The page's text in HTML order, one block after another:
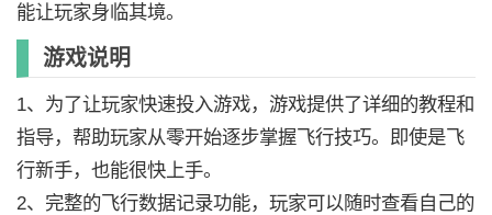
能让玩家身临其境。
游戏说明
1、为了让玩家快速投入游戏，游戏提供了详细的教程和
指导，帮助玩家从零开始逐步掌握飞行技巧。即使是飞
行新手，也能很快上手。
2、完整的飞行数据记录功能，玩家可以随时查看自己的